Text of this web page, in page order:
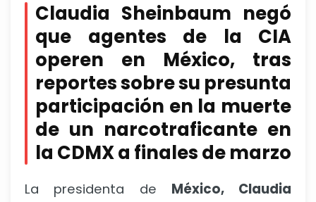
Claudia Sheinbaum negó
que agentes de la CIA
operen en México, tras
reportes sobre su presunta
participación en la muerte
de un narcotraficante en
la CDMX a finales de marzo
La presidenta de México, Claudia